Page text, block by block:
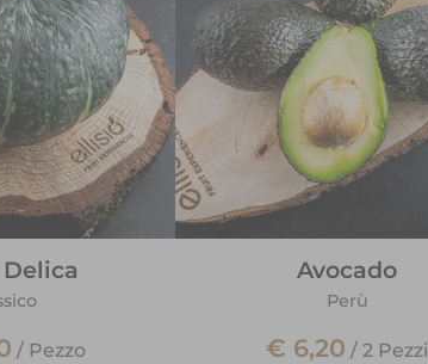
/ Pezzo
Avocado
Perù
€ 6,20 /2 Pezzi